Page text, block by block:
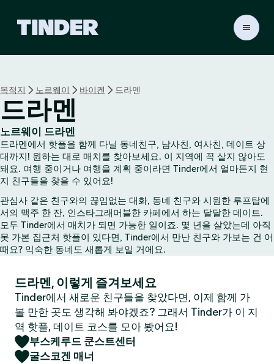
r
목적지 노르웨이 바이켄 드라멘
드라멘
노르웨이 드라멘
드라멘에서 핫플을 함께 다닐 동네친구, 남사친, 여사친, 데이트 상
대까지! 원하는 대로 매치를 찾아보세요. 이 지역에 꼭 살지 않아도
돼요. 여행 중이거나 여행을 계획 중이라면 Tinder에서 얼마든지 현
지 친구들을 찾을 수 있어요!
관심사 같은 친구와의 끊임없는 대화, 동네 친구와 시원한 루프탑에
서의 맥주 한 잔, 인스타그래머블한 카페에서 하는 달달한 데이트.
모두 Tinder에서 매치가 되면 가능한 일이죠. 몇 년을 살았는데 아직
못 가본 집근처 핫플이 있다면, Tinder에서 만난 친구와 가보는 건 어
때요? 익숙한 동네도 새롭게 보일 거에요.
드라멘, 이렇게 즐겨보세요
Tinder에서 새로운 친구들을 찾았다면, 이제 함께 가
볼 만한 곳도 생각해 봐야겠죠? 그래서 Tinder가 이 지
역 핫플, 데이트 코스를 모아 봤어요!
부스케루드 쿤스트센터
굴스코겐 매너